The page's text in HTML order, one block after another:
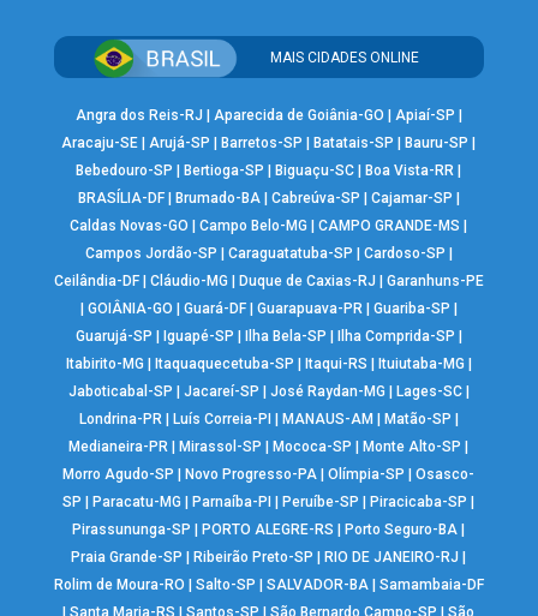
MAIS CIDADES ONLINE
Angra dos Reis-RJ Aparecida de Goiânia-GO Apiaí-SP
Aracaju-SE |Arujá-SP Barretos-SP Batatais-SP Bauru-SP
Bebedouro-SP
Bertioga-SP Biguaçu-SC Boa Vista-RR
BRASÍLIA-DF| Brumado-BA| Cabreúva-SP Cajamar-SP
Caldas Novas-GO
|Campo Belo-MG |CAMPO GRANDE-MS
Campos Jordão-SP
Caraguatatuba-SP Cardoso-SP
Ceilândia-DF| Cláudio-MG Duque de Caxias-RJ
Garanhuns-PE
GOIÂNIA-GO Guará-DF| Guarapuava-PR| Guariba-SP
Guarujá-SP
Iguapé-SP Ilha Bela-SP Ilha Comprida-SP
Itabirito-MG
Itaquaquecetuba-SP Itaqui-RS Ituiutaba-MG
Jaboticabal-SP
Jacareí-SP José Raydan-MG Lages-SC|
Londrina-PR| Luís Correia-PI MANAUS-AM Matão-SP
Medianeira-PR
Mirassol-SP Mococa-SP Monte Alto-SP
Morro Agudo-SP
Novo Progresso-PA |Olímpia-SP |Osasco-
SP
Paracatu-MG Parnaíba-PI Peruíbe-SP Piracicaba-SP
Pirassununga-SP
PORTO ALEGRE-RS Porto Seguro-BA
Praia Grande-SP
Ribeirão Preto-SP RIO DE JANEIRO-RJ
Rolim de Moura-RO
Salto-SP SALVADOR-BA| Samambaia-DF